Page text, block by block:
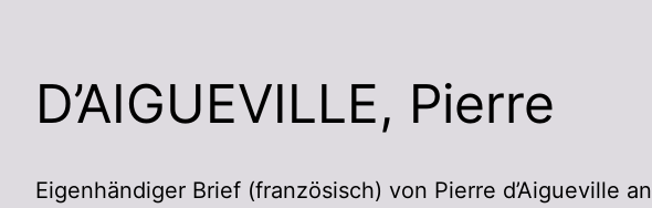
D’AIGUEVILLE, Pierre
Eigenhändiger Brief (französisch) von Pierre d’Aigueville an